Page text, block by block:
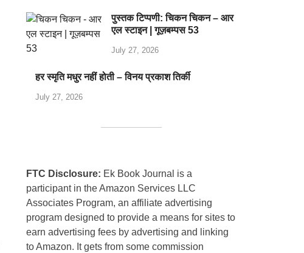
पुस्तक टिप्पणी: चिकन चिकन – आर
एल स्टाइन | गूज़बम्पस 53
July 27, 2026
हर स्मृति मधुर नहीं होती – विनय प्रकाश तिर्की
July 27, 2026
FTC Disclosure: Ek Book Journal is a
participant in the Amazon Services LLC
Associates Program, an affiliate advertising
program designed to provide a means for sites to
earn advertising fees by advertising and linking
to Amazon. It gets from some commission